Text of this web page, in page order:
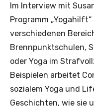
Im Interview mit
Programm
verschiedenen
Brennpunktschulen,
oder Yoga im
Beispielen arbeitet
sozialem Yoga und
Geschichten, wie sie